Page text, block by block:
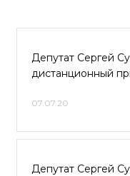
Депутат Сергей
дистанционный
07.07.20
Депутат Сергей